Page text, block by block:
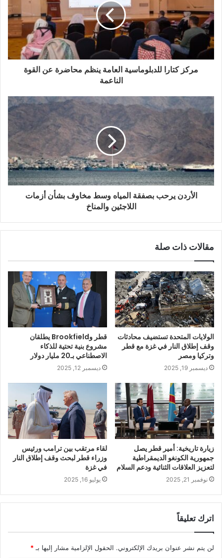
إ
ك
ت
مركز كتارا للدبلوماسية العامة ينظم محاضرة عن القوة
الناعمة
الأردن يرحب بصفقة المياه وسط مخاوف بشأن أزمات
اللاجئين والمناخ
مقالات ذات صلة
الولايات المتحدة تستضيف محادثات
وقف إطلاق النار في غزة مع قطر
وتركيا ومصر
ديسمبر 19, 2025
قطر وBrookfield يطلقان
مشروع بنية تحتية للذكاء
الاصطناعي بـ20 مليار دولار
ديسمبر 12, 2025
زيارة تاريخية: أمير قطر يصل
جمهورية الكونغو الديمقراطية
لتعزيز العلاقات الثنائية ودعم السلام
نوفمبر 21, 2025
لقاء مرتقب بين ترامب ورئيس
وزراء قطر لبحث وقف إطلاق النار
في غزة
يوليو 16, 2025
اترك تعليقاً
لن يتم نشر عنوان بريدك الإلكتروني. الحقول الإلزامية مشار إليها بـ *